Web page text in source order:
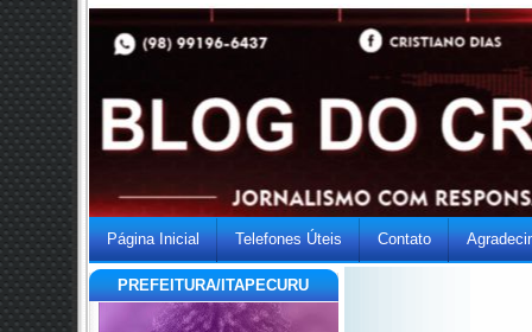
Página Inicial Telefones Úteis Contato
PREFEITURA/ITAPECURU